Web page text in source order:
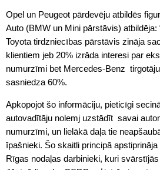
Opel un Peugeot pārdevēju atbildēs
Auto (BMW un Mini pārstāvis) atbildēja:
Toyota tirdzniecības pārstāvis zināja
klientiem jeb 20% izrāda interesi par
numurzīmi bet Mercedes-Benz
sasniedza 60%.
Apkopojot šo informāciju, pieticīgi
autovadītāju nolemj uzstādīt savai
numurzīmi, un lielākā daļa tie
īpašnieki. Šo skaitli principā
Rīgas nodaļas darbinieki, kuri